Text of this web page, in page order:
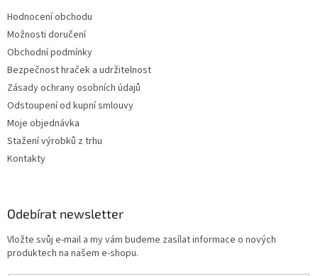
Hodnocení obchodu
Možnosti doručení
Obchodní podmínky
Bezpečnost hraček a udržitelnost
Zásady ochrany osobních údajů
Odstoupení od kupní smlouvy
Moje objednávka
Stažení výrobků z trhu
Kontakty
Odebírat newsletter
Vložte svůj e-mail a my vám budeme zasílat informace o nových
produktech na našem e-shopu.